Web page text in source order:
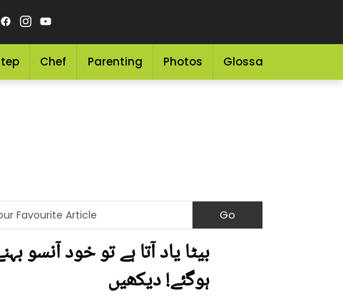
Chef Parenting Photos Glossary
بیٹا یاد آتا ہے تو خود آنسو
ہوگئے! دیکھیں